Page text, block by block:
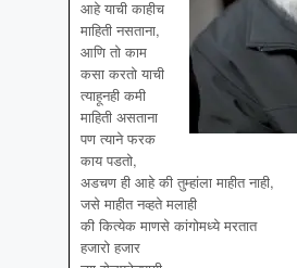
आहे याची काहीच
माहिती नसताना,
आणि तो काम
कसा करतो याची
त्याहूनही कमी
माहिती असताना
पण त्याने फरक
काय पडतो,
अडचण ही आहे की तुम्हांला माहीत नाही,
जसे माहीत नव्हते मलाही
की कित्येक माणसे कांगोमध्ये मरतात
हजारो हजार